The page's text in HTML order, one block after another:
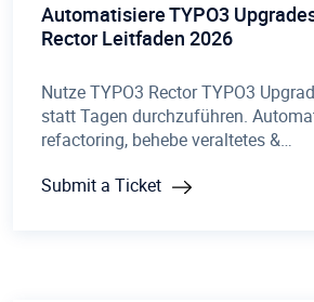
Automatisiere TYPO3
Rector Leitfaden 2026
Nutze TYPO3 Rector TYPO3
statt Tagen durchzuführen.
refactoring, behebe veraltetes &…
Submit a Ticket